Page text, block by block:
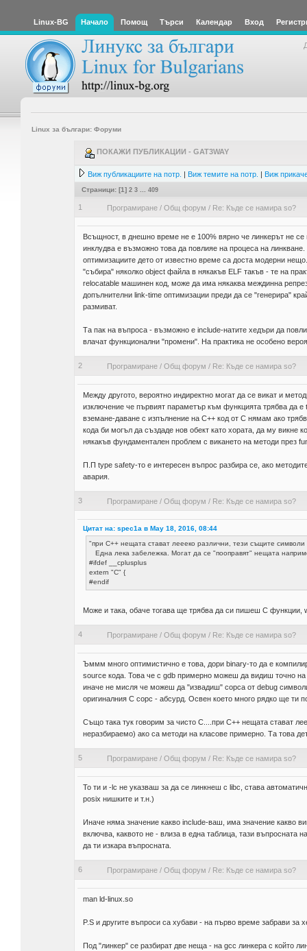
Linux-BG Начало Помощ Търси Календар Вход
Linux за българи: Форуми
ПОКАЖИ ПУБЛИКАЦИИ - GAT3WAY
Виж публикациите на потр. | Виж темите на потр. | Виж
Страници: [1] 2 3 409
1 Програмиране/ Общ форум / Re: Къде се намира so?
Всъщност, в днешно време не е 100% вярно че линкерът не се
инклудва е възможно това да повлияе на процеса на
оптимизациите дето от известно време са доста модерни
"събира" няколко object файла в някакъв ELF такъв - те на
relocatable машинен код, може да има някаква междинна
допълнителни link-time оптимизации преди да се "генерира"
размиват.
Та пак на въпроса - възможно е include-натите хедъри да
влачат функционални "промени". На практика не особено
2 Програмиране/ Общ форум / Re: Къде се намира so?
Между другото, вероятно индиректно могат да се викат и
изключение че първият параметър към функцията трябва да
вземане-даване с изпълнение на C++ код от C нямам ако
кода би могъл да създаде нов обект като хората, да му
някакъв фундаментален проблем с викането на методи през
П.П type safety-то е интересен въпрос разбира се, ако
авария.
3 Програмиране/ Общ форум / Re: Къде се намира so?
Цитат на: spec1a в May 18, 2016, 08:44
"при C++ нещата стават леееко различни, тези същите
Една лека забележка. Могат да се "пооправят" нещата
#ifdef __cplusplus
extern "C" {
#endif
Може и така, обаче тогава ще трябва да си пишеш C
4 Програмиране/ Общ форум / Re: Къде се намира so?
Ъммм много оптимистично е това, дори binary-то да е
source кода. Това че с gdb примерно можеш да видиш точно
иначе не мисля че можеш да "извадиш" сорса от debug
оригиналния C сорс - абсурд. Освен което много рядко ще ти
Също така тук говорим за чисто C....при C++ нещата стават
неразбираемо) ако са методи на класове примерно. Та това
5 Програмиране/ Общ форум / Re: Къде се намира so?
То ти и -lc не указваш за да се линкнеш с libc, става
posix нишките и т.н.)
Иначе няма значение какво include-ваш, има значение какво
включва, каквото не - влиза в една таблица, тази
да ти изкара въпросната.
6 Програмиране/ Общ форум / Re: Къде се намира so?
man ld-linux.so
P.S и другите въпроси са хубави - на първо време забрави за
Под "линкер" се разбират две неща - на gcc линкера с който